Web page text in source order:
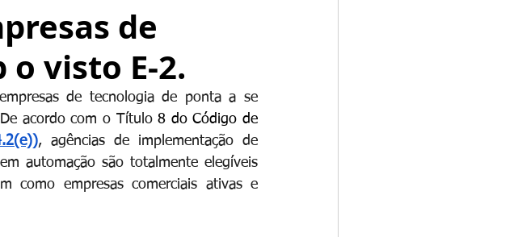
de
visto E-2.
de tecnologia de ponta a se
acordo com o Título 8 do Código de
, agências de implementação de
automação são totalmente elegíveis
como empresas comerciais ativas e